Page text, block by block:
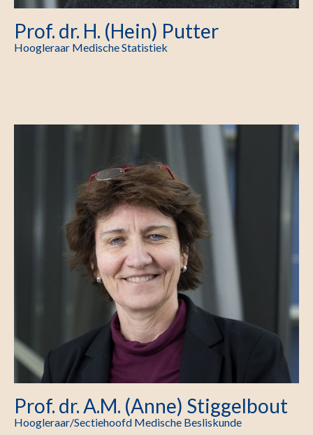
Prof. dr. H. (Hein) Putter
Hoogleraar Medische Statistiek
Prof. dr. A.M. (Anne) Stiggelbout
Hoogleraar/Sectiehoofd Medische Besliskunde